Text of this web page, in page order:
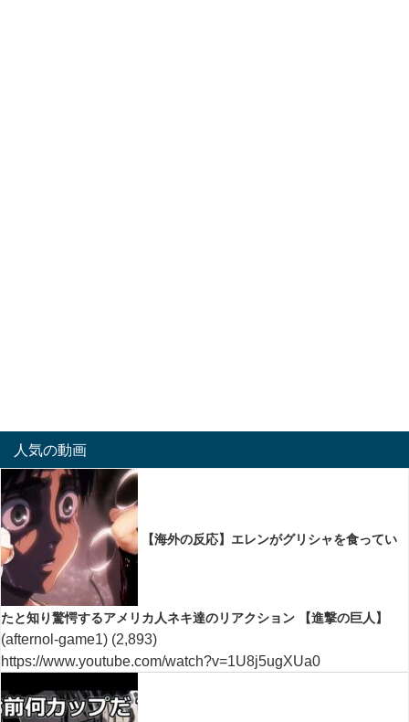
人気の動画
【海外の反応】エレンがグリシャを食ってい
たと知り驚愕するアメリカ人ネキ達のリアクション 【進撃の巨人】
(afternol-game1) (2,893)
https://www.youtube.com/watch?v=1U8j5ugXUa0